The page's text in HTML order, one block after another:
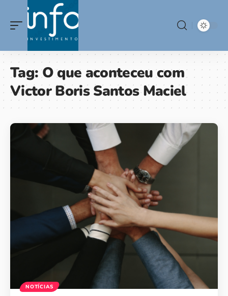
Tag:O que aconteceu com
Victor Boris Santos Maciel
NOTÍCIAS